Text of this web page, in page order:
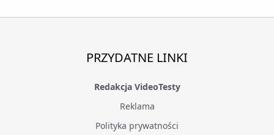
PRZYDATNE LINKI
Redakcja VideoTesty
Reklama
Polityka prywatności